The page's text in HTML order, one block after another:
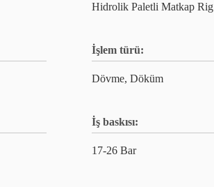
Hidrolik Paletli Matkap Rig
İşlem türü:
Dövme, Döküm
İş baskısı:
17-26 Bar